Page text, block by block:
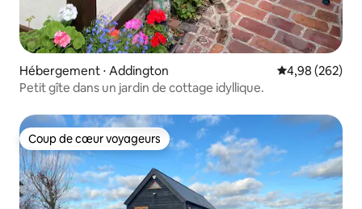
Hébergement ⋅ Addington Évaluation
4,98 (262)
Petit gîte dans un jardin de cottage idyllique.
Coup de cœur voyageurs
Coup de cœur voyageurs